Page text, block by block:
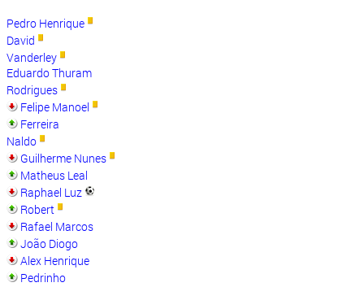
Pedro Henrique
David
Vanderley
Eduardo Thuram
Rodrigues
Felipe Manoel
Ferreira
Naldo
Guilherme Nunes
Matheus Leal
Raphael Luz
Robert
Rafael Marcos
João Diogo
Alex Henrique
Pedrinho